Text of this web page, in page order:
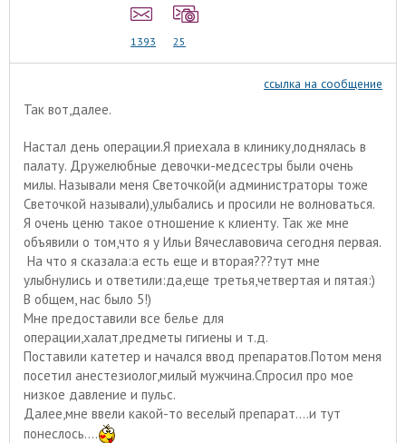
1393 25
ссылка на сообщение
Так вот,далее.
Настал день операции.Я приехала в клинику,поднялась в
палату. Дружелюбные девочки-медсестры были очень
милы. Называли меня Светочкой(и администраторы тоже
Светочкой называли),улыбались и просили не волноваться.
Я очень ценю такое отношение к клиенту. Так же мне
объявили о том,что я у Ильи Вячеславовича сегодня первая.
На что я сказала:а есть еще и вторая???тут мне
улыбнулись и ответили:да,еще третья,четвертая и пятая:)
В общем, нас было 5!)
Мне предоставили все белье для
операции,халат,предметы гигиены и т.д.
Поставили катетер и начался ввод препаратов.Потом меня
посетил анестезиолог,милый мужчина.Спросил про мое
низкое давление и пульс.
Далее,мне ввели какой-то веселый препарат....и тут
понеслось....